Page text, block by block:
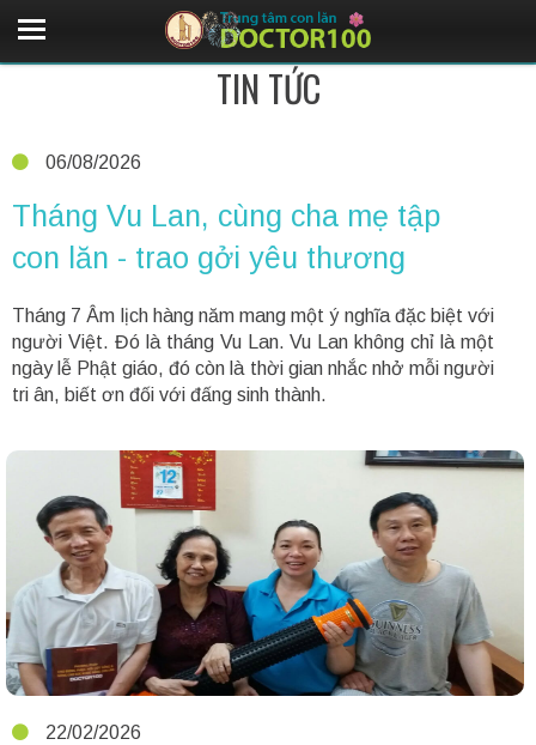
TIN TỨC
06/08/2026
Tháng Vu Lan, cùng cha mẹ tập
con lăn - trao gởi yêu thương
Tháng 7 Âm lịch hàng năm mang một ý nghĩa đặc biệt với
người Việt. Đó là tháng Vu Lan. Vu Lan không chỉ là một
ngày lễ Phật giáo, đó còn là thời gian nhắc nhở mỗi người
tri ân, biết ơn đối với đấng sinh thành.
22/02/2026